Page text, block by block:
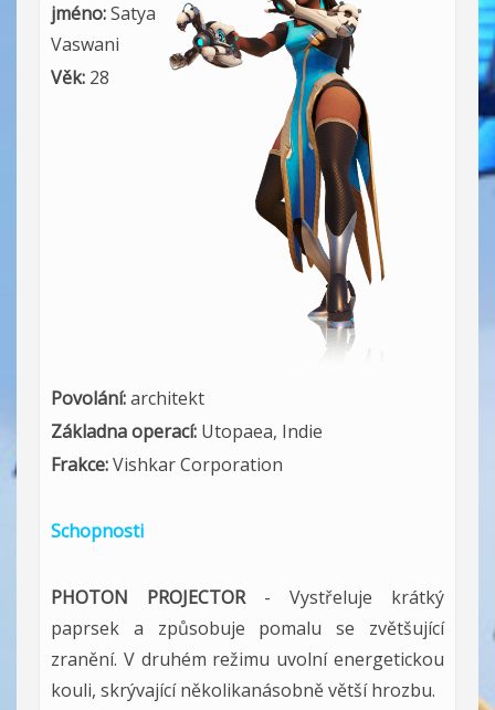
jméno:Satya
Vaswani
Věk: 28
Povolání:architekt
Základna operací: Utopaea, Indie
Frakce:Vishkar Corporation
Schopnosti
PHOTON PROJECTOR- Vystřeluje krátký
paprsek a způsobuje pomalu se zvětšující
zranění. V druhém režimu uvolní energetickou
kouli, skrývající několikanásobně větší hrozbu.